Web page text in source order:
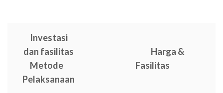
Investasi
dan fasilitas
Metode
Pelaksanaan
Harga &
Fasilitas